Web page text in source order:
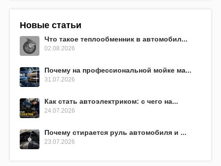
Новые статьи
Что такое теплообменник в автомобил...
02.08.2026
Почему на профессиональной мойке ма...
31.07.2026
Как стать автоэлектриком: с чего на...
24.07.2026
Почему стирается руль автомобиля и ...
23.07.2026